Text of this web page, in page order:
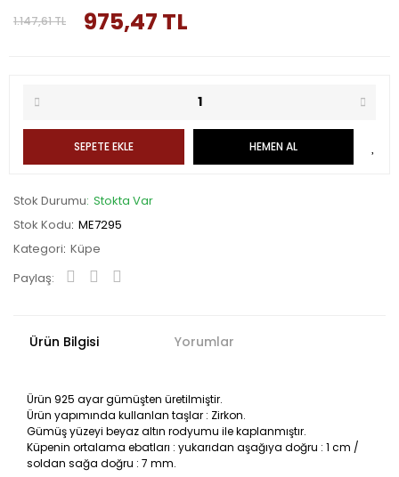
1.147,61 TL 975,47 TL
SEPETE EKLE HEMEN AL
Stok Durumu Stokta Var
Stok Kodu ME7295
Kategori Küpe
Paylaş:
Ürün Bilgisi Yorumlar
Ürün 925 ayar gümüşten üretilmiştir.
Ürün yapımında kullanlan taşlar : Zirkon.
Gümüş yüzeyi beyaz altın rodyumu ile kaplanmıştır.
Küpenin ortalama ebatları : yukarıdan aşağıya doğru : 1 cm /
soldan sağa doğru : 7 mm.